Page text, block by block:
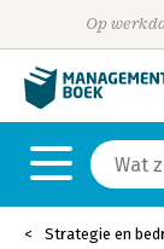
Op
Strategie en